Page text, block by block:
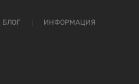
БЛОГ ИНФОРМАЦИЯ